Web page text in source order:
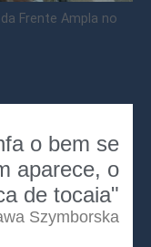
Frente Ampla no
o bem se
aparece, o
de tocaia"
Szymborska